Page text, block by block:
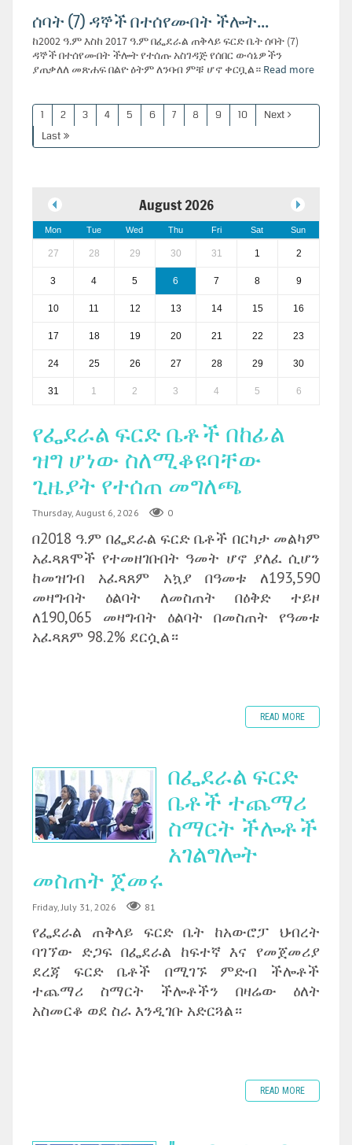
ሰባት (7) ዳኞች በተሰየሙበት ችሎት...
ከ2002 ዓ.ም እስከ 2017 ዓ.ም በፌደራል ጠቅላይ ፍርድ ቤት ሰባት (7)
ዳኞች በተሰየሙበት ችሎት የተሰጡ አስገዳጅ የሰበር ውሳኔዎችን
ያጠቃለለ መጽሐፍ በልዮ ዕትም ለንባብ ምቹ ሆኖ ቀርቧል። Read more
1 2 3 4 5 6 7 8 9 10
Next
Last
August 2026
Mon Tue Wed Thu Fri Sat Sun
27 28 29 30 31 1 2
3 4 5 6 7 8 9
10 11 12 13 14 15 16
17 18 19 20 21 22 23
24 25 26 27 28 29 30
31 1 2 3 4 5 6
የፌደራል ፍርድ ቤቶች በከፊል
ዝግ ሆነው ስለሚቆዩባቸው
ጊዜያት የተሰጠ መግለጫ
Thursday, August 6, 2026 0
በ2018 ዓ.ም በፌደራል ፍርድ ቤቶች በርካታ መልካም
አፈጻጸሞች የተመዘገቡበት ዓመት ሆኖ ያለፈ ሲሆን
ከመዝገብ አፈጻጸም አኳያ በዓመቱ ለ193,590
መዛግብት ዕልባት ለመስጠት በዕቅድ ተይዞ
ለ190,065 መዛግብት ዕልባት በመስጠት የዓመቱ
አፈጻጸም 98.2% ደርሷል።
READ MORE
በፌደራል ፍርድ
ቤቶች ተጨማሪ
ስማርት ችሎቶች
አገልግሎት
መስጠት ጀመሩ
Friday, July 31, 2026 81
የፌደራል ጠቅላይ ፍርድ ቤት ከአውሮፓ ህብረት
ባገኘው ድጋፍ በፌደራል ከፍተኛ እና የመጀመሪያ
ደረጃ ፍርድ ቤቶች በሚገኙ ምድብ ችሎቶች
ተጨማሪ ስማርት ችሎቶችን በዛሬው ዕለት
አስመርቆ ወደ ስራ እንዲገቡ አድርጓል።
READ MORE